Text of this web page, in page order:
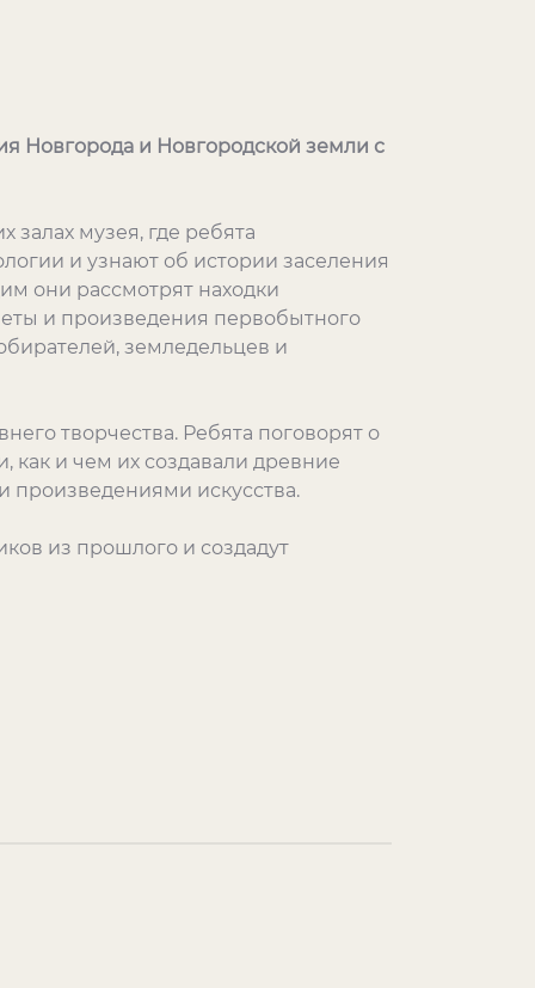
Новгорода и Новгородской земли с
залах музея, где ребята
и узнают об истории заселения
они рассмотрят находки
и произведения первобытного
земледельцев и
творчества. Ребята поговорят о
как и чем их создавали древние
искусства.
из прошлого и создадут